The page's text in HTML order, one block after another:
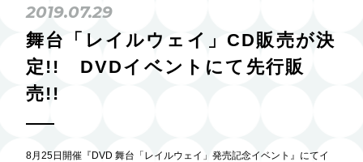
2019.07.29
舞台「レイルウェイ」CD販売が決
定!! DVDイベントにて先行販
売!!
8月25日開催『DVD 舞台「レイルウェイ」発売記念イベント』にてイ